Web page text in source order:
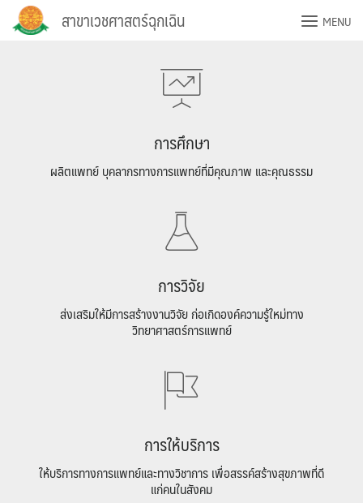
Skip
สาขาเวชศาสตร์ฉุกเฉิน MENU
การศึกษา
ผลิตแพทย์ บุคลากรทางการแพทย์ที่มีคุณภาพ และคุณธรรม
การวิจัย
ส่งเสริมให้มีการสร้างงานวิจัย ก่อเกิดองค์ความรู้ใหม่ทาง
วิทยาศาสตร์การแพทย์
การให้บริการ
ให้บริการทางการแพทย์และทางวิชาการ เพื่อสรรค์สร้างสุขภาพที่ดี
แก่คนในสังคม